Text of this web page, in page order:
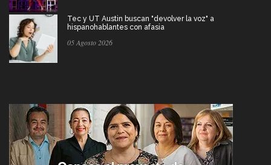
Tec y UT Austin buscan "devolver la voz" a
hispanohablantes con afasia
05 Agosto 2026